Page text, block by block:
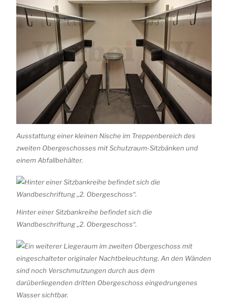
Ausstattung einer kleinen Nische im Treppenbereich des
zweiten Obergeschosses mit Schutzraum-Sitzbänken und
einem Abfallbehälter.
Hinter einer Sitzbankreihe befindet sich die
Wandbeschriftung „2. Obergeschoss“.